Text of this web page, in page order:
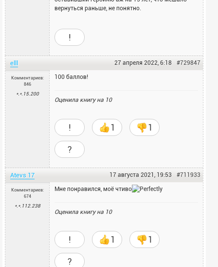
вернуться раньше, не понятно.
!
elll #729847
27 апреля 2022, 6:18
Комментариев:
846
*.*.15.200
100 баллов!
Оценила книгу на 10
! 1 1
?
Atevs 17 #711933
17 августа 2021, 19:53
Комментариев:
674
*.*.112.238
Мне понравился, моё чтиво
Оценила книгу на 10
! 1 1
?